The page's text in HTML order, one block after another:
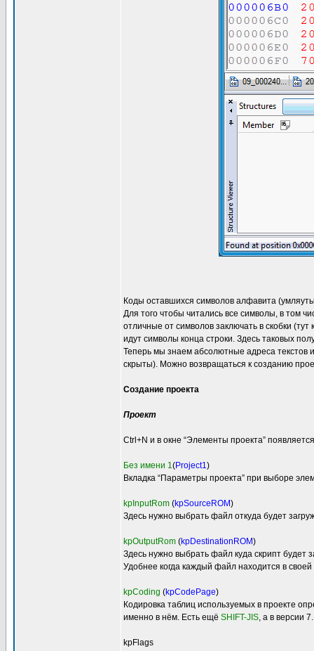
Коды оставшихся символов алфавита
Для того чтобы читались все символы, в том
отличные от символов заключать в скобки
идут символы конца строки. Здесь таковых
Теперь мы знаем абсолютные адреса текстов
скрыты). Можно возвращаться к созданию
Создание проекта
Проект
Ctrl+N и в окне “Элементы проекта”
Без имени 1(Project1)
Вкладка “Параметры проекта” при выборе
kpInputRom (kpSourceROM)
Здесь нужно выбрать файл откуда будет
kpOutputRom (kpDestinationROM)
Здесь нужно выбрать файл куда скрипт
Удобнее когда каждый файл находится в
kpCoding (kpCodePage)
Кодировка таблиц используемых в проекте
именно в нём. Есть ещё SHIFT-JIS, а в версии
kpFlags